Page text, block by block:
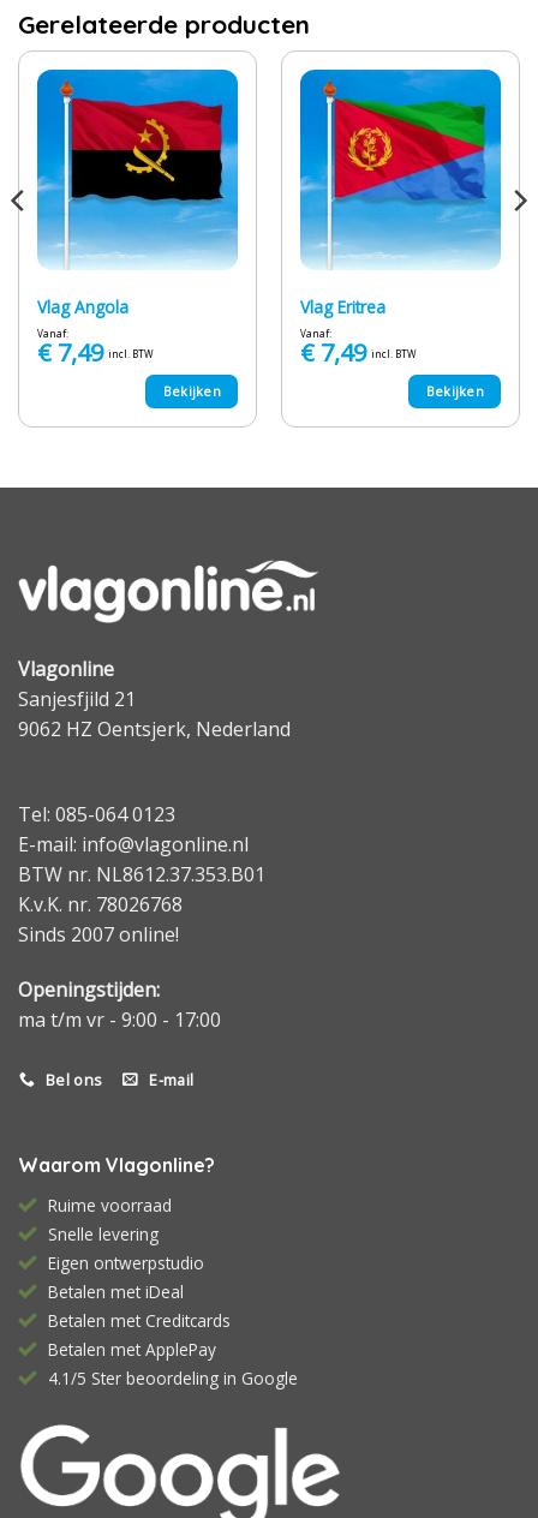
Gerelateerde producten
Vlag Angola
Vanaf:
€7,49 incl. BTW
Bekijken
Vlag Eritrea
Vanaf:
€7,49 incl. BTW
Bekijken
Vlagonline
Sanjesfjild 21
9062 HZ Oentsjerk, Nederland
Tel: 085-064 0123
E-mail: info@vlagonline.nl
BTW nr. NL8612.37.353.B01
K.v.K. nr. 78026768
Sinds 2007 online!
Openingstijden:
ma t/m vr - 9:00 - 17:00
Bel ons E-mail
Waarom Vlagonline?
Ruime voorraad
Snelle levering
Eigen ontwerpstudio
Betalen met iDeal
Betalen met Creditcards
Betalen met ApplePay
4.1/5 Ster beoordeling in Google